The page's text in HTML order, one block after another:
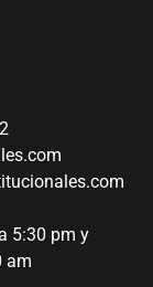
5:30 pm y
am